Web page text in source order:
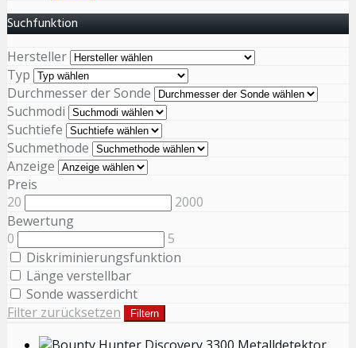
Suchfunktion
Hersteller
Typ
Durchmesser der Sonde
Suchmodi
Suchtiefe
Suchmethode
Anzeige
Preis
20
2000
Bewertung
0
5
Diskriminierungsfunktion
Länge verstellbar
Sonde wasserdicht
Filter zurücksetzen
Filtern